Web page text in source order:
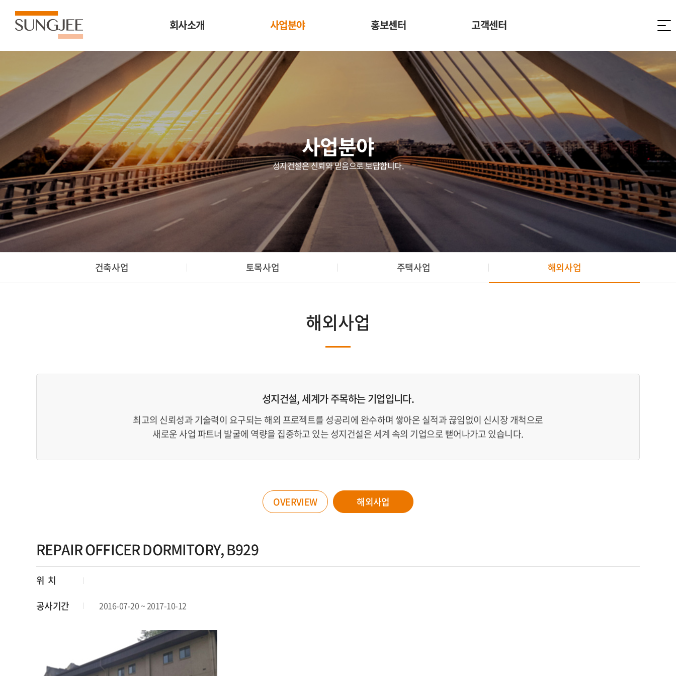
회사소개
비전/핵심가치
주요연혁
조직도
찾아오시는 길
투자정보
사업분야
건축사업
토목사업
해외사업
홍보센터
성지소식
고객센터
고객문의
채용정보
사이버 감사실
협력업체 전용
사업분야
성지건설은 신뢰와 믿음으로 보답합니다.
건축사업 토목사업 주택사업 해외사업
해외사업
성지건설, 세계가 주목하는 기업입니다.
최고의 신뢰성과 기술력이 요구되는 해외 프로젝트를 성공리에 완수하며 쌓아온 실적과 끊임없이 신시장 개척으로
새로운 사업 파트너 발굴에 역량을 집중하고 있는 성지건설은 세계 속의 기업으로 뻗어나가고 있습니다.
OVERVIEW 해외사업
REPAIR OFFICER DORMITORY, B929
위 치
공사기간
2016-07-20 ~ 2017-10-12